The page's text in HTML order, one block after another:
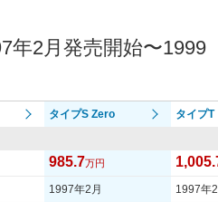
- -
215/45ZR16 215/
年2月発売開始〜1999
タイプS Zero タイプT
985.7万円
1997年2月 1997年